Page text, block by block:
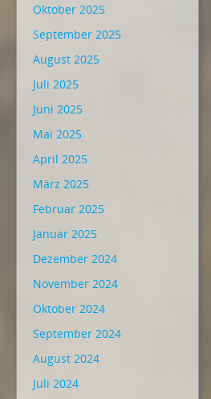
Oktober 2025
September 2025
August 2025
Juli 2025
Juni 2025
Mai 2025
April 2025
März 2025
Februar 2025
Januar 2025
Dezember 2024
November 2024
Oktober 2024
September 2024
August 2024
Juli 2024